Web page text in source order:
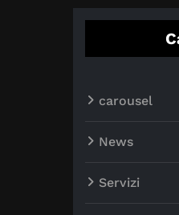
carousel
News
Servizi